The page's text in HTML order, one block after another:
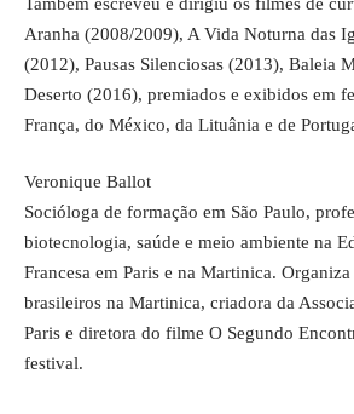
Aranha (2008/2009), A Vida Noturna das
(2012), Pausas Silenciosas (2013), Baleia
Deserto (2016), premiados e exibidos em
França, do México, da Lituânia e de
Veronique Ballot
Socióloga de formação em São Paulo,
biotecnologia, saúde e meio ambiente na
Francesa em Paris e na Martinica.
brasileiros na Martinica, criadora da
Paris e diretora do filme O Segundo
festival.